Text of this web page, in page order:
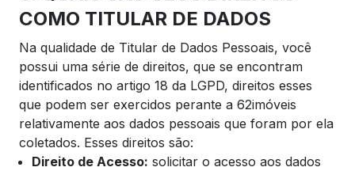
COMO TITULAR DE DADOS
Na qualidade de Titular de Dados Pessoais, você
possui uma série de direitos, que se encontram
identificados no artigo 18 da LGPD, direitos esses
que podem ser exercidos perante a 62imóveis
relativamente aos dados pessoais que foram por ela
coletados. Esses direitos são:
Direito de Acesso: solicitar o acesso aos dados